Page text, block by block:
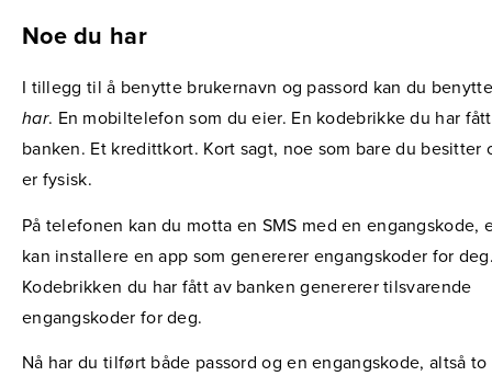
Noe du har
I tillegg til å benytte brukernavn og passord kan du
har. En mobiltelefon som du eier. En kodebrikke du har
banken. Et kredittkort. Kort sagt, noe som bare du besitter
er fysisk.
På telefonen kan du motta en SMS med en engangskode,
kan installere en app som genererer engangskoder for
Kodebrikken du har fått av banken genererer tilsvarende
engangskoder for deg.
Nå har du tilført både passord og en engangskode, altså to